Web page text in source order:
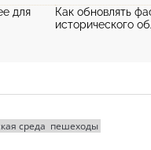
для
Как обновлять
исторического
среда пешеходы